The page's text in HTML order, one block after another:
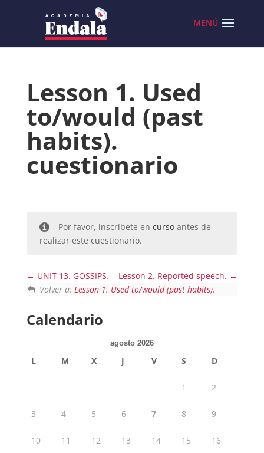
Lesson 1. Used
to/would (past
habits).
cuestionario
Por favor, inscríbete en cursoantes de
realizar este cuestionario.
UNIT 13. GOSSIPS.
Lesson 2. Reported speech.
Volver a:Lesson 1. Used to/would (past habits).
Calendario
agosto 2026
L M X J V S D
1 2
3 4 5 6 7 8 9
10 11 12 13 14 15 16